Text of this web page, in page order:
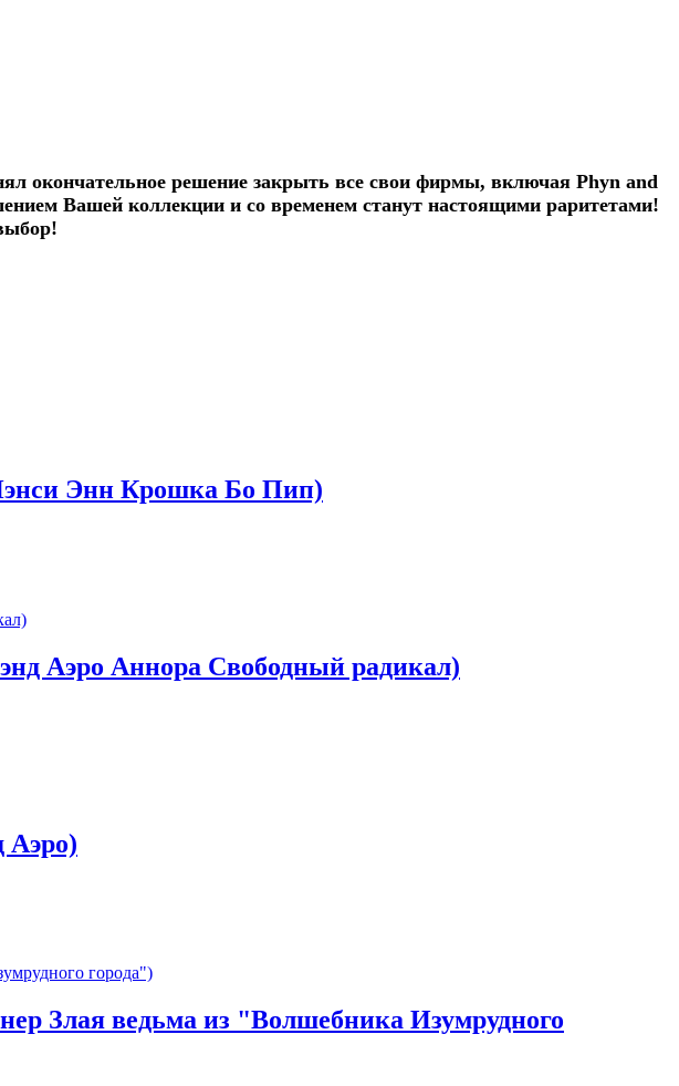
окончательное решение закрыть все свои фирмы, включая Phyn and
Вашей коллекции и со временем станут настоящими раритетами!
Энн Крошка Бо Пип)
Аэро Аннора Свободный радикал)
Аэро)
Злая ведьма из "Волшебника Изумрудного